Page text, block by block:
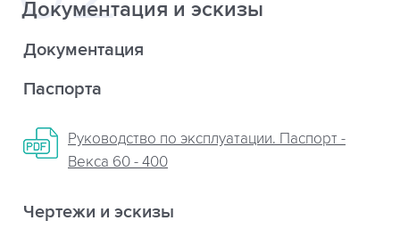
Документация и эскизы
Документация
Паспорта
Руководство по эксплуатации. Паспорт -
Векса 60 - 400
Чертежи и эскизы